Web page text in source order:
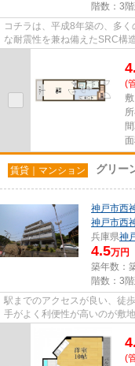
階数：3
コチラは、平成8年築の、多
な耐震性を兼ね備えたSRC構
(
賃貸｜マンション グリー
神戸市西
神戸市西
兵庫県神
4.5万円
築年数：
階数：3
駅までのアクセスが良い、徒
手がよく利便性が高いのが敷
(